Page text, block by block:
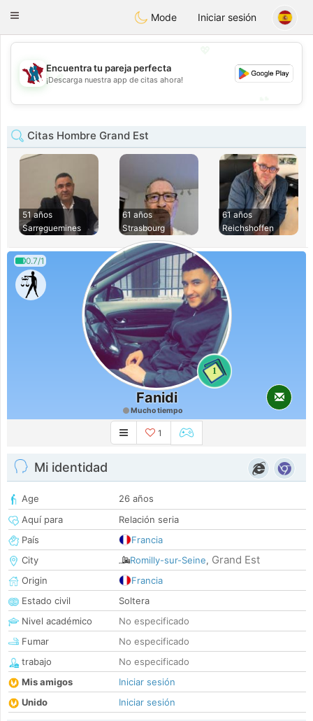
JTaimerais
Toggle
Mode Iniciar sesión
💖
💕
Encuentra tu pareja perfecta
¡Descarga nuestra app de citas ahora!
Citas Hombre Grand Est
51 años
Sarreguemines
61 años
Strasbourg
61 años
Reichshoffen
0.7/1
1
Fanidi
Mucho tiempo
1
Mi identidad
Age
26 años
Aquí para
Relación seria
País
Francia
City
Romilly-sur-Seine, Grand Est
Origin
Francia
Estado civil
Soltera
Nivel académico
No especificado
Fumar
No especificado
trabajo
No especificado
Mis amigos
Iniciar sesión
Unido
Iniciar sesión